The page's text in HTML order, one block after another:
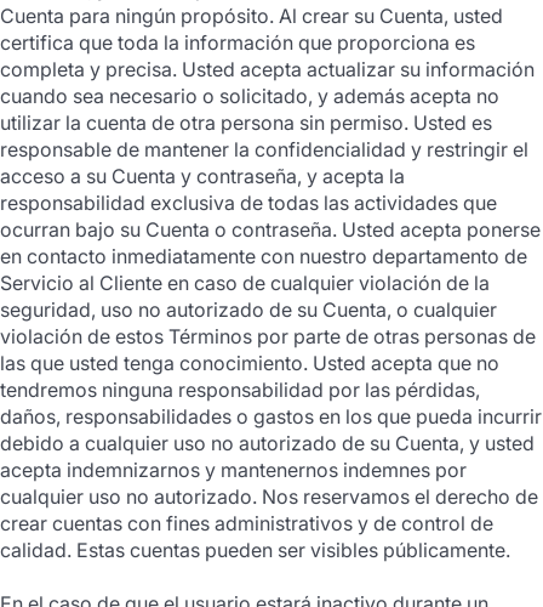
Cuenta para ningún propósito. Al crear su Cuenta, usted
certifica que toda la información que proporciona es
completa y precisa. Usted acepta actualizar su información
cuando sea necesario o solicitado, y además acepta no
utilizar la cuenta de otra persona sin permiso. Usted es
responsable de mantener la confidencialidad y restringir el
acceso a su Cuenta y contraseña, y acepta la
responsabilidad exclusiva de todas las actividades que
ocurran bajo su Cuenta o contraseña. Usted acepta ponerse
en contacto inmediatamente con nuestro departamento de
Servicio al Cliente en caso de cualquier violación de la
seguridad, uso no autorizado de su Cuenta, o cualquier
violación de estos Términos por parte de otras personas de
las que usted tenga conocimiento. Usted acepta que no
tendremos ninguna responsabilidad por las pérdidas,
daños, responsabilidades o gastos en los que pueda incurrir
debido a cualquier uso no autorizado de su Cuenta, y usted
acepta indemnizarnos y mantenernos indemnes por
cualquier uso no autorizado. Nos reservamos el derecho de
crear cuentas con fines administrativos y de control de
calidad. Estas cuentas pueden ser visibles públicamente.